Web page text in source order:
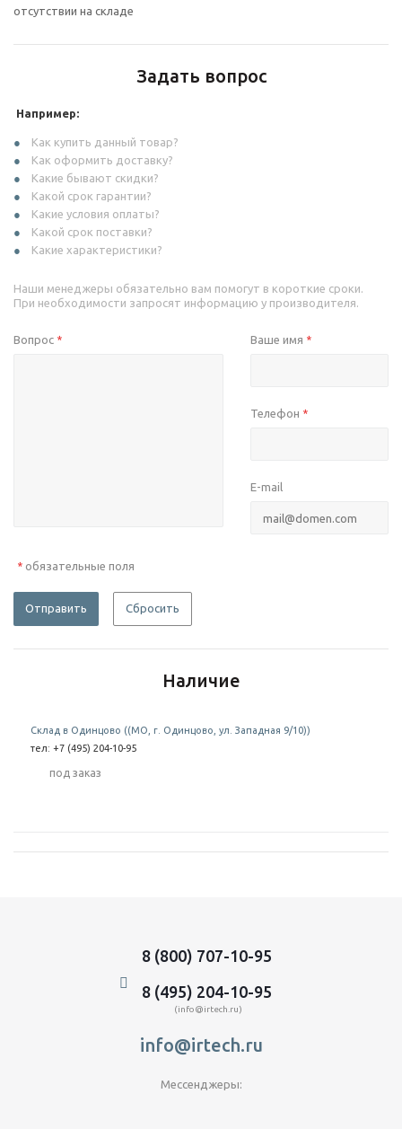
отсутствии на складе
Задать вопрос
Например:
Как купить данный товар?
Как оформить доставку?
Какие бывают скидки?
Какой срок гарантии?
Какие условия оплаты?
Какой срок поставки?
Какие характеристики?
Наши менеджеры обязательно вам помогут в короткие сроки.
При необходимости запросят информацию у производителя.
Вопрос * Ваше имя *
Телефон *
E-mail
* обязательные поля
Отправить Сбросить
Наличие
Склад в Одинцово ((МО, г. Одинцово, ул. Западная 9/10))
тел: +7 (495) 204-10-95
Под заказ
8 (800) 707-10-95
8 (495) 204-10-95
(info@irtech.ru)
info@irtech.ru
Мессенджеры: